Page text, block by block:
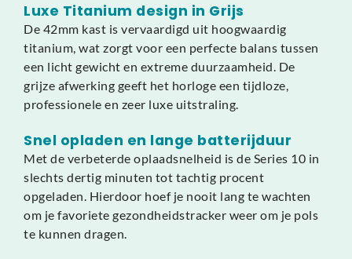
Luxe Titanium design in Grijs
De 42mm kast is vervaardigd uit hoogwaardig
titanium, wat zorgt voor een perfecte balans tussen
een licht gewicht en extreme duurzaamheid. De
grijze afwerking geeft het horloge een tijdloze,
professionele en zeer luxe uitstraling.
Snel opladen en lange batterijduur
Met de verbeterde oplaadsnelheid is de Series 10 in
slechts dertig minuten tot tachtig procent
opgeladen. Hierdoor hoef je nooit lang te wachten
om je favoriete gezondheidstracker weer om je pols
te kunnen dragen.